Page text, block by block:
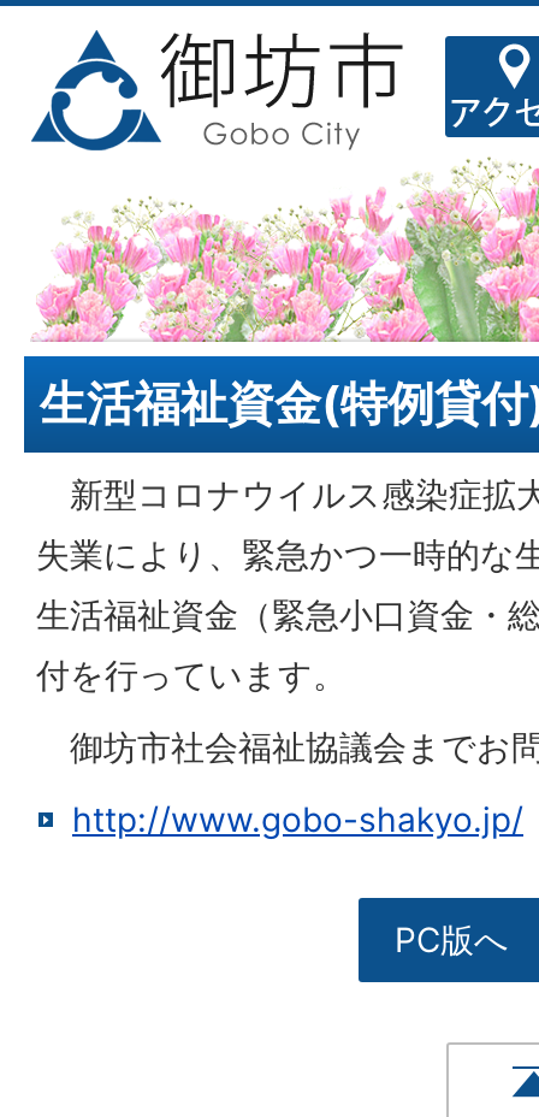
生活福祉資金(特例貸
新型コロナウイルス感染症拡
失業により、緊急かつ一時的な
生活福祉資金（緊急小口資金・
付を行っています。
御坊市社会福祉協議会までお
http://www.gobo-shakyo.jp/
PC版へ